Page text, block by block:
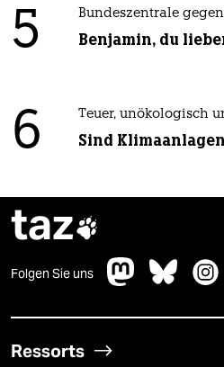
5 Bundeszentrale
Benjamin, du
6 Teuer, unökologisch
Sind
taz
Folgen Sie uns
Ressorts